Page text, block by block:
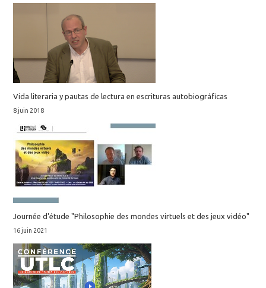
Vida literaria y pautas de lectura en escrituras autobiográficas
8 juin 2018
Journée d'étude "Philosophie des mondes virtuels et des jeux vidéo"
16 juin 2021